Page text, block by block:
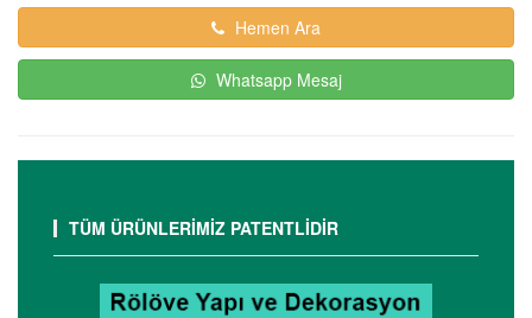
Hemen Ara
Whatsapp Mesaj
TÜM ÜRÜNLERİMİZ PATENTLİDİR